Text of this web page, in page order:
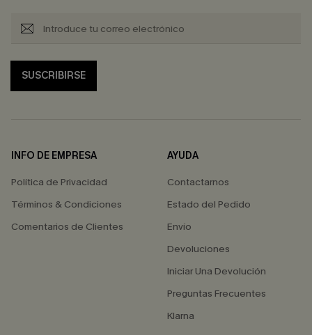
SUSCRIBIRSE
INFO DE EMPRESA
Política de Privacidad
Términos & Condiciones
Comentarios de Clientes
AYUDA
Contactarnos
Estado del Pedido
Envío
Devoluciones
Iniciar Una Devolución
Preguntas Frecuentes
Klarna